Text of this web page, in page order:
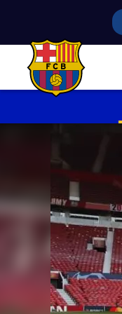
FC Barcelona club badge